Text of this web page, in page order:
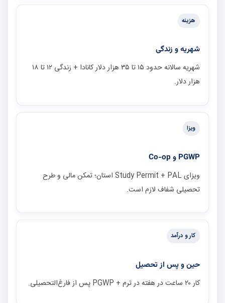
هزینه
شهریه و زندگی
شهریه سالانه حدود ۱۵ تا ۳۵ هزار دلار کانادا + زندگی ۱۲ تا ۱۸
هزار دلار.
ویزا
PGWP و Co-op
ویزای Study Permit + PAL استان؛ تمکن مالی و طرح
تحصیلی شفاف لازم است.
کار و درآمد
حین و پس از تحصیل
کار ۲۰ ساعت در هفته در ترم + PGWP پس از فارغ‌التحصیلی.